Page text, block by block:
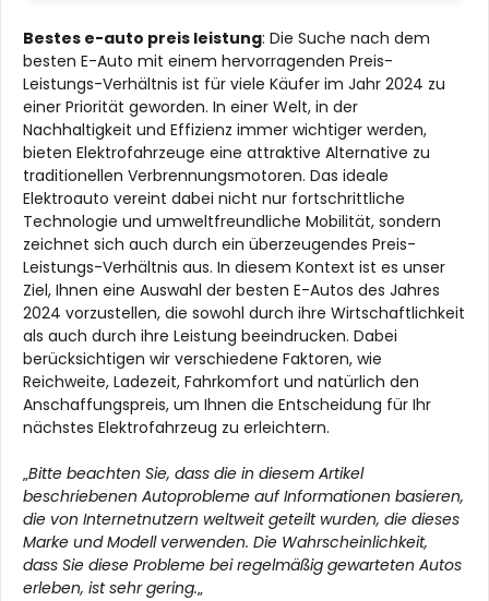
Bestes e-auto preis leistung: Die Suche nach dem
besten E-Auto mit einem hervorragenden Preis-
Leistungs-Verhältnis ist für viele Käufer im Jahr 2024 zu
einer Priorität geworden. In einer Welt, in der
Nachhaltigkeit und Effizienz immer wichtiger werden,
bieten Elektrofahrzeuge eine attraktive Alternative zu
traditionellen Verbrennungsmotoren. Das ideale
Elektroauto vereint dabei nicht nur fortschrittliche
Technologie und umweltfreundliche Mobilität, sondern
zeichnet sich auch durch ein überzeugendes Preis-
Leistungs-Verhältnis aus. In diesem Kontext ist es unser
Ziel, Ihnen eine Auswahl der besten E-Autos des Jahres
2024 vorzustellen, die sowohl durch ihre Wirtschaftlichkeit
als auch durch ihre Leistung beeindrucken. Dabei
berücksichtigen wir verschiedene Faktoren, wie
Reichweite, Ladezeit, Fahrkomfort und natürlich den
Anschaffungspreis, um Ihnen die Entscheidung für Ihr
nächstes Elektrofahrzeug zu erleichtern.
„Bitte beachten Sie, dass die in diesem Artikel
beschriebenen Autoprobleme auf Informationen basieren,
die von Internetnutzern weltweit geteilt wurden, die dieses
Marke und Modell verwenden. Die Wahrscheinlichkeit,
dass Sie diese Probleme bei regelmäßig gewarteten Autos
erleben, ist sehr gering.„